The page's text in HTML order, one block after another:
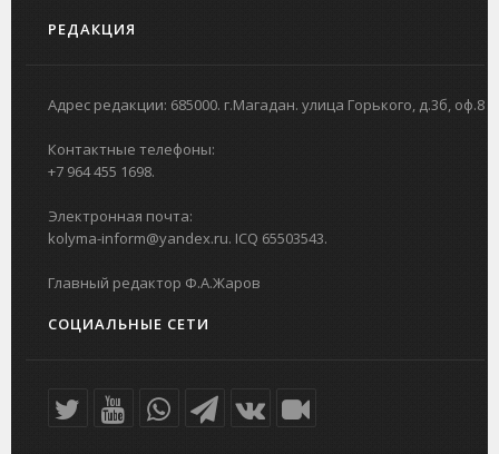
РЕДАКЦИЯ
Адрес редакции: 685000. г.Магадан. улица Горького, д.3б, оф.8
Контактные телефоны:
+7 964 455 1698.
Электронная почта:
kolyma-inform@yandex.ru. ICQ 65503543.
Главный редактор Ф.А.Жаров
СОЦИАЛЬНЫЕ СЕТИ